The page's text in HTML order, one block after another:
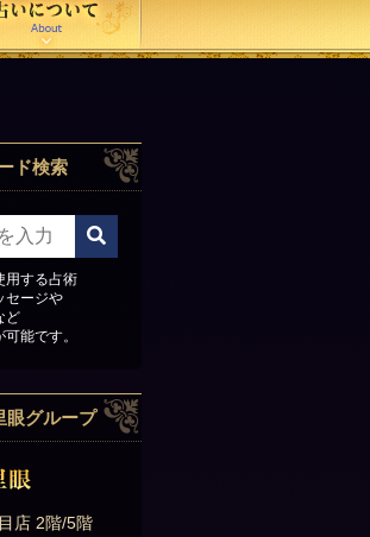
ド検索
用する占術
セージや
ど
能です。
眼グループ
店 2階/5階